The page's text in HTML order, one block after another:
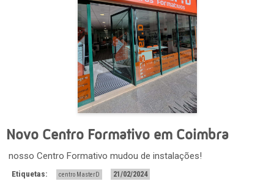
Novo Centro Formativo em Coimbra
nosso Centro Formativo mudou de instalações!
Etiquetas: centro MasterD 21/02/2024